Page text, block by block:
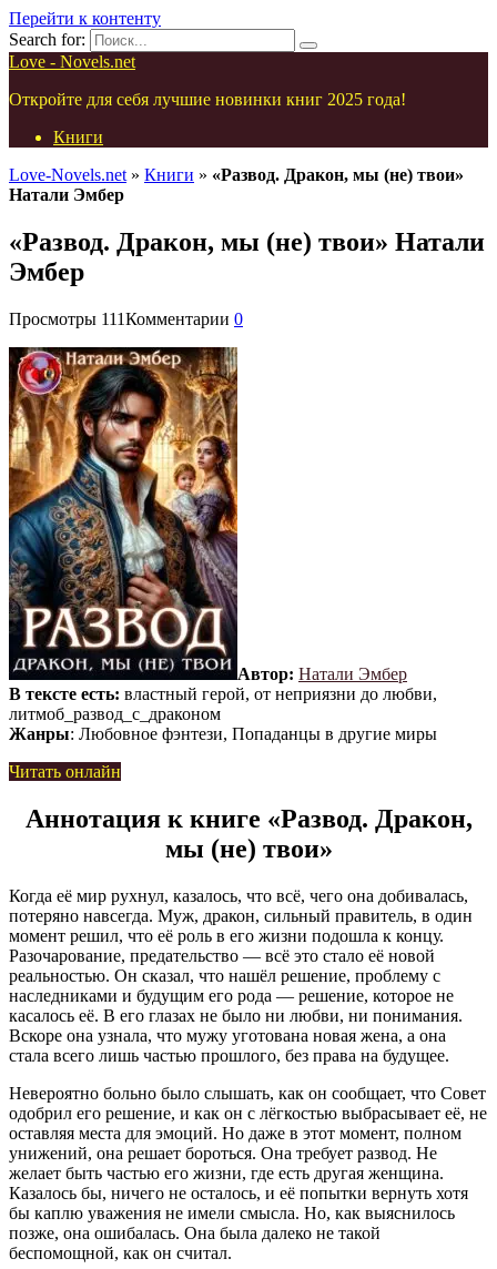
Перейти к контенту
Search for:
Love - Novels.net
Откройте для себя лучшие новинки книг 2025 года!
Книги
Love-Novels.net » Книги » «Развод. Дракон, мы (не) твои»
Натали Эмбер
«Развод. Дракон, мы (не) твои» Натали
Эмбер
Просмотры 111Комментарии 0
Автор: Натали Эмбер
В тексте есть: властный герой, от неприязни до любви,
литмоб_развод_с_драконом
Жанры: Любовное фэнтези, Попаданцы в другие миры
Читать онлайн
Аннотация к книге «Развод. Дракон,
мы (не) твои»
Когда её мир рухнул, казалось, что всё, чего она добивалась,
потеряно навсегда. Муж, дракон, сильный правитель, в один
момент решил, что её роль в его жизни подошла к концу.
Разочарование, предательство — всё это стало её новой
реальностью. Он сказал, что нашёл решение, проблему с
наследниками и будущим его рода — решение, которое не
касалось её. В его глазах не было ни любви, ни понимания.
Вскоре она узнала, что мужу уготована новая жена, а она
стала всего лишь частью прошлого, без права на будущее.
Невероятно больно было слышать, как он сообщает, что Совет
одобрил его решение, и как он с лёгкостью выбрасывает её, не
оставляя места для эмоций. Но даже в этот момент, полном
унижений, она решает бороться. Она требует развод. Не
желает быть частью его жизни, где есть другая женщина.
Казалось бы, ничего не осталось, и её попытки вернуть хотя
бы каплю уважения не имели смысла. Но, как выяснилось
позже, она ошибалась. Она была далеко не такой
беспомощной, как он считал.